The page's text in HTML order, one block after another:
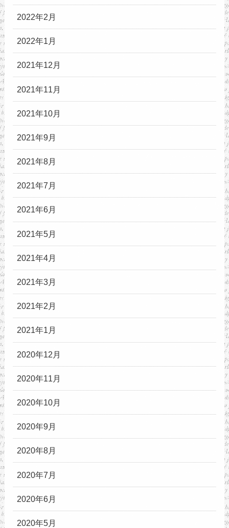
2022年2月
2022年1月
2021年12月
2021年11月
2021年10月
2021年9月
2021年8月
2021年7月
2021年6月
2021年5月
2021年4月
2021年3月
2021年2月
2021年1月
2020年12月
2020年11月
2020年10月
2020年9月
2020年8月
2020年7月
2020年6月
2020年5月